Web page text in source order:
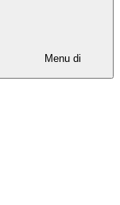
Menu di